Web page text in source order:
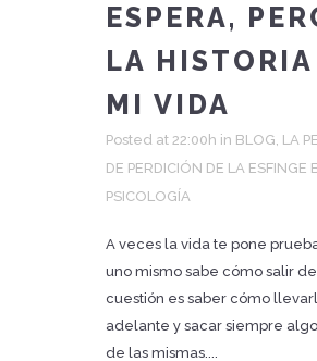
ESPERA,
LA HISTORIA
MI VIDA
Posted at 22:00h in BLOG, LA
DE PERDICIÓN DE LA ESFINGE
PSICOLOGÍA
A veces la vida te pone
uno mismo sabe cómo salir
cuestión es saber cómo
adelante y sacar siempre
de las mismas....